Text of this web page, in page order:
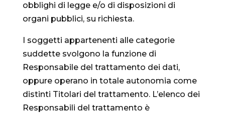
obblighi di legge e/o di disposizioni di
organi pubblici, su richiesta.
I soggetti appartenenti alle categorie
suddette svolgono la funzione di
Responsabile del trattamento dei dati,
oppure operano in totale autonomia come
distinti Titolari del trattamento. L’elenco dei
Responsabili del trattamento è